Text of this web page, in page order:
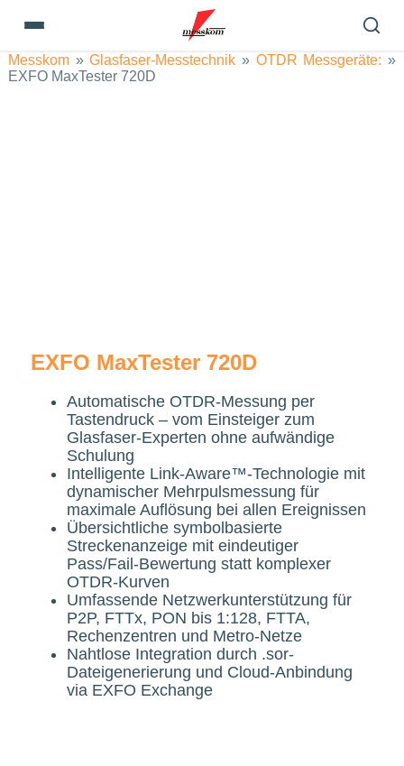
Messkom »Glasfaser-Messtechnik » OTDR Messgeräte: »
EXFO MaxTester 720D
EXFO MaxTester 720D
Automatische OTDR-Messung per
Tastendruck – vom Einsteiger zum
Glasfaser-Experten ohne aufwändige
Schulung
Intelligente Link-Aware™-Technologie mit
dynamischer Mehrpulsmessung für
maximale Auflösung bei allen Ereignissen
Übersichtliche symbolbasierte
Streckenanzeige mit eindeutiger
Pass/Fail-Bewertung statt komplexer
OTDR-Kurven
Umfassende Netzwerkunterstützung für
P2P, FTTx, PON bis 1:128, FTTA,
Rechenzentren und Metro-Netze
Nahtlose Integration durch .sor-
Dateigenerierung und Cloud-Anbindung
via EXFO Exchange